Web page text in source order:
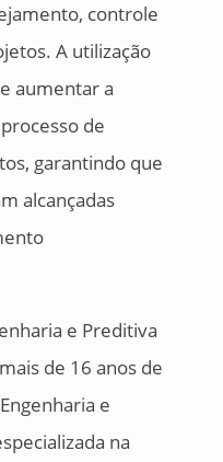
controle
A utilização
aumentar a
de
garantindo que
alcançadas
e Preditiva
de 16 anos de
e
na